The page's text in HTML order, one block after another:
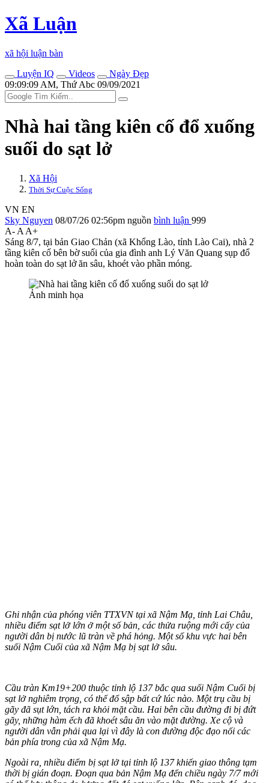
Xã Luận
xã hội luận bàn
Luyện IQ
Videos
Ngày Đẹp
09:09:09 AM, Thứ Abc 09/09/2021
Nhà hai tầng kiên cố đổ xuống
suối do sạt lở
Xã Hội
Thời Sự Cuộc Sống
VN EN
Sky Nguyen 08/07/26 02:56pm nguồn bình luận 999
A- A A+
Sáng 8/7, tại bản Giao Chản (xã Khổng Lào, tỉnh Lào Cai), nhà 2
tầng kiên cố bên bờ suối của gia đình anh Lý Văn Quang sụp đổ
hoàn toàn do sạt lở ăn sâu, khoét vào phần móng.
Ảnh minh họa
Ghi nhận của phóng viên TTXVN tại xã Nậm Mạ, tỉnh Lai Châu,
nhiều điểm sạt lở lớn ở một số bản, các thửa ruộng mới cấy của
người dân bị nước lũ tràn về phá hỏng. Một số khu vực hai bên
suối Nậm Cuổi của xã Nậm Mạ bị sạt lở sâu.
Cầu tràn Km19+200 thuộc tỉnh lộ 137 bắc qua suối Nậm Cuổi bị
sạt lở nghiêm trọng, có thể đổ sập bất cứ lúc nào. Một trụ cầu bị
gãy đã sụt lớn, tách ra khỏi mặt cầu. Hai bên cầu đường đi bị đứt
gãy, những hàm ếch đã khoét sâu ăn vào mặt đường. Xe cộ và
người dân vẫn phải qua lại vì đây là con đường độc đạo nối các
bản phía trong của xã Nậm Mạ.
Ngoài ra, nhiều điểm bị sạt lở tại tỉnh lộ 137 khiến giao thông tạm
thời bị gián đoạn. Đoạn qua bản Nậm Mạ đến chiều ngày 7/7 mới